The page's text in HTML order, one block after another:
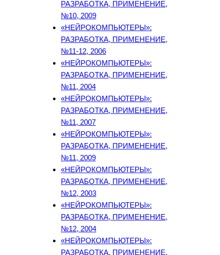
РАЗРАБОТКА, ПРИМЕНЕНИЕ,
№10, 2009
«НЕЙРОКОМПЬЮТЕРЫ»:
РАЗРАБОТКА, ПРИМЕНЕНИЕ,
№11-12, 2006
«НЕЙРОКОМПЬЮТЕРЫ»:
РАЗРАБОТКА, ПРИМЕНЕНИЕ,
№11, 2004
«НЕЙРОКОМПЬЮТЕРЫ»:
РАЗРАБОТКА, ПРИМЕНЕНИЕ,
№11, 2007
«НЕЙРОКОМПЬЮТЕРЫ»:
РАЗРАБОТКА, ПРИМЕНЕНИЕ,
№11, 2009
«НЕЙРОКОМПЬЮТЕРЫ»:
РАЗРАБОТКА, ПРИМЕНЕНИЕ,
№12, 2003
«НЕЙРОКОМПЬЮТЕРЫ»:
РАЗРАБОТКА, ПРИМЕНЕНИЕ,
№12, 2004
«НЕЙРОКОМПЬЮТЕРЫ»:
РАЗРАБОТКА, ПРИМЕНЕНИЕ,